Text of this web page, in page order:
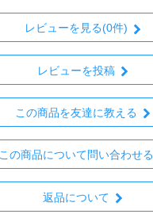
レビューを見る(0件)
レビューを投稿
この商品を友達に教える
この商品について問い合わせる
返品について